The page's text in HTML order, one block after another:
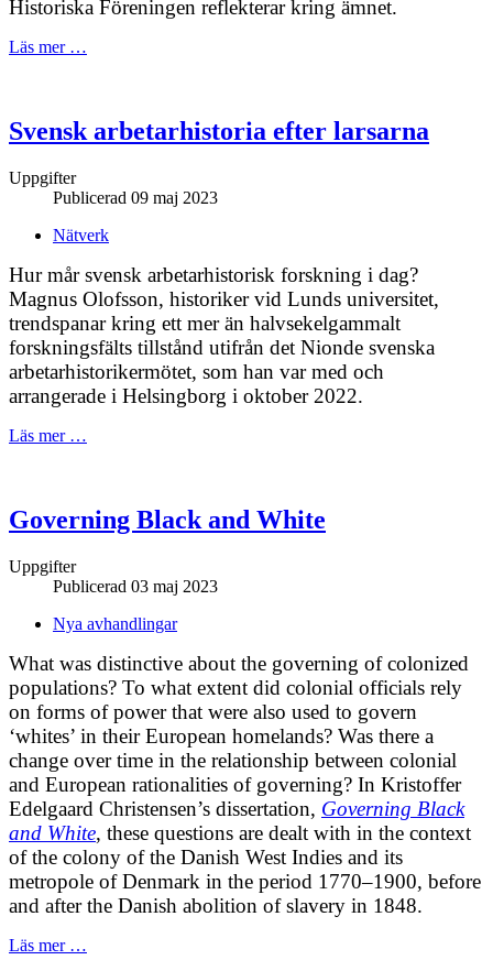
Historiska Föreningen reflekterar kring ämnet.
Läs mer …
Svensk arbetarhistoria efter larsarna
Uppgifter
Publicerad 09 maj 2023
Nätverk
Hur mår svensk arbetarhistorisk forskning i dag?
Magnus Olofsson, historiker vid Lunds universitet,
trendspanar kring ett mer än halvsekelgammalt
forskningsfälts tillstånd utifrån det Nionde svenska
arbetarhistorikermötet, som han var med och
arrangerade i Helsingborg i oktober 2022.
Läs mer …
Governing Black and White
Uppgifter
Publicerad 03 maj 2023
Nya avhandlingar
What was distinctive about the governing of colonized
populations? To what extent did colonial officials rely
on forms of power that were also used to govern
‘whites’ in their European homelands? Was there a
change over time in the relationship between colonial
and European rationalities of governing? In Kristoffer
Edelgaard Christensen’s dissertation, Governing Black
and White, these questions are dealt with in the context
of the colony of the Danish West Indies and its
metropole of Denmark in the period 1770–1900, before
and after the Danish abolition of slavery in 1848.
Läs mer …